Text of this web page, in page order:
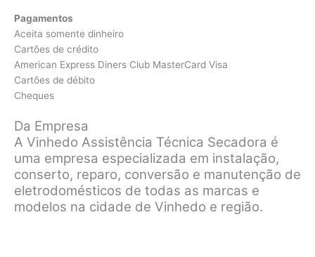
Pagamentos
Aceita somente dinheiro
Cartões de crédito
American Express Diners Club MasterCard Visa
Cartões de débito
Cheques
Da Empresa
A Vinhedo Assistência Técnica Secadora é
uma empresa especializada em instalação,
conserto, reparo, conversão e manutenção de
eletrodomésticos de todas as marcas e
modelos na cidade de Vinhedo e região.